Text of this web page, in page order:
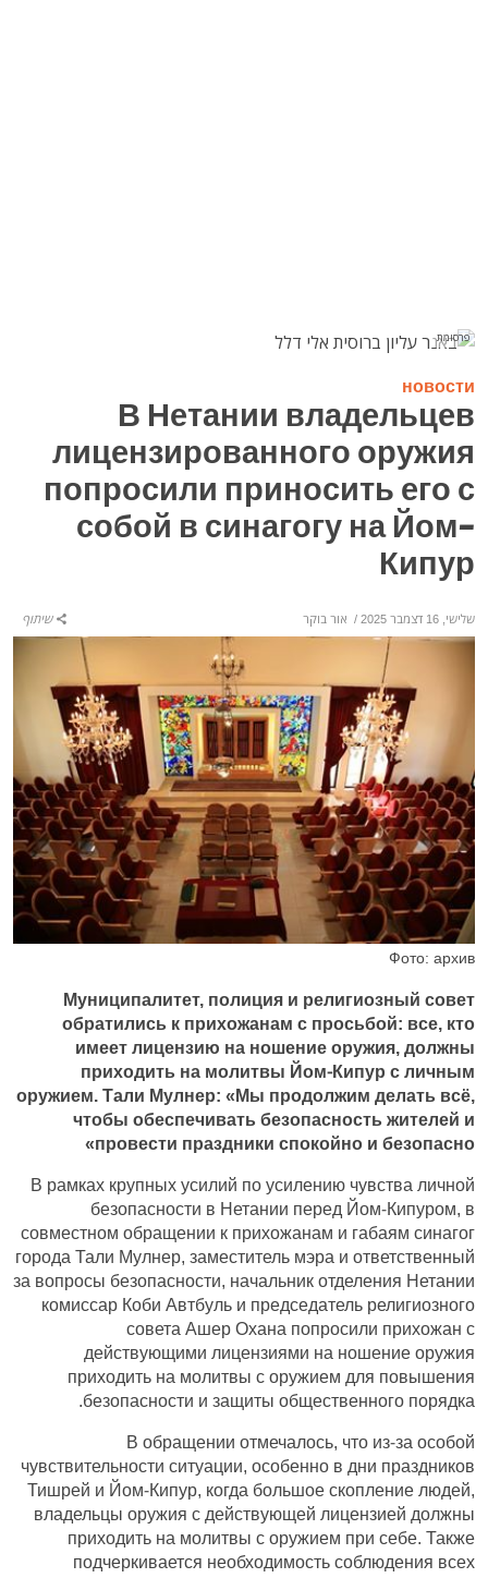
פרסומת
новости
В Нетании владельцев
лицензированного оружия
попросили приносить его с
собой в синагогу на Йом-
Кипур
שלישי, 16 דצמבר 2025 / אור בוקר שיתוף
Фото: архив
Муниципалитет, полиция и религиозный совет
обратились к прихожанам с просьбой: все, кто
имеет лицензию на ношение оружия, должны
приходить на молитвы Йом-Кипур с личным
оружием. Тали Мулнер: «Мы продолжим делать всё,
чтобы обеспечивать безопасность жителей и
провести праздники спокойно и безопасно»
В рамках крупных усилий по усилению чувства личной
безопасности в Нетании перед Йом-Кипуром, в
совместном обращении к прихожанам и габаям синагог
города Тали Мулнер, заместитель мэра и ответственный
за вопросы безопасности, начальник отделения Нетании
комиссар Коби Автбуль и председатель религиозного
совета Ашер Охана попросили прихожан с
действующими лицензиями на ношение оружия
приходить на молитвы с оружием для повышения
безопасности и защиты общественного порядка.
В обращении отмечалось, что из-за особой
чувствительности ситуации, особенно в дни праздников
Тишрей и Йом-Кипур, когда большое скопление людей,
владельцы оружия с действующей лицензией должны
приходить на молитвы с оружием при себе. Также
подчеркивается необходимость соблюдения всех